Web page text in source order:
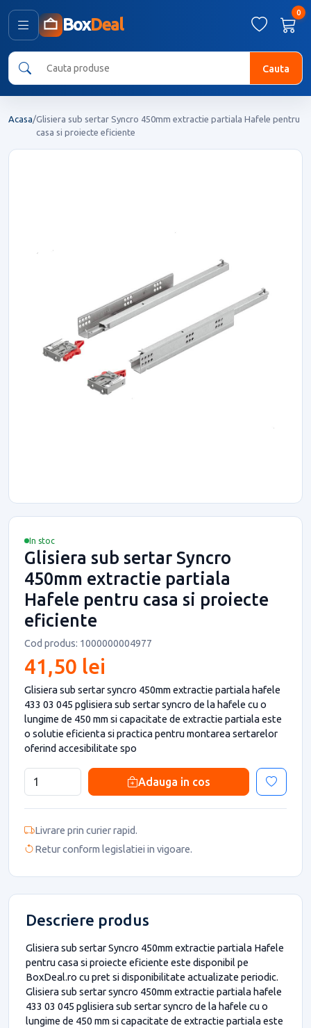
BoxDeal
0
Cauta
Acasa/Glisiera sub sertar Syncro 450mm extractie partiala Hafele pentru
casa si proiecte eficiente
In stoc
Glisiera sub sertar Syncro
450mm extractie partiala
Hafele pentru casa si proiecte
eficiente
Cod produs: 1000000004977
41,50 lei
Glisiera sub sertar syncro 450mm extractie partiala hafele
433 03 045 pglisiera sub sertar syncro de la hafele cu o
lungime de 450 mm si capacitate de extractie partiala este
o solutie eficienta si practica pentru montarea sertarelor
oferind accesibilitate spo
Adauga in cos
Livrare prin curier rapid.
Retur conform legislatiei in vigoare.
Descriere produs
Glisiera sub sertar Syncro 450mm extractie partiala Hafele
pentru casa si proiecte eficiente este disponibil pe
BoxDeal.ro cu pret si disponibilitate actualizate periodic.
Glisiera sub sertar syncro 450mm extractie partiala hafele
433 03 045 pglisiera sub sertar syncro de la hafele cu o
lungime de 450 mm si capacitate de extractie partiala este